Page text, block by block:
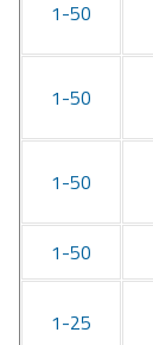
1-50
1-50
1-50
1-50
1-25